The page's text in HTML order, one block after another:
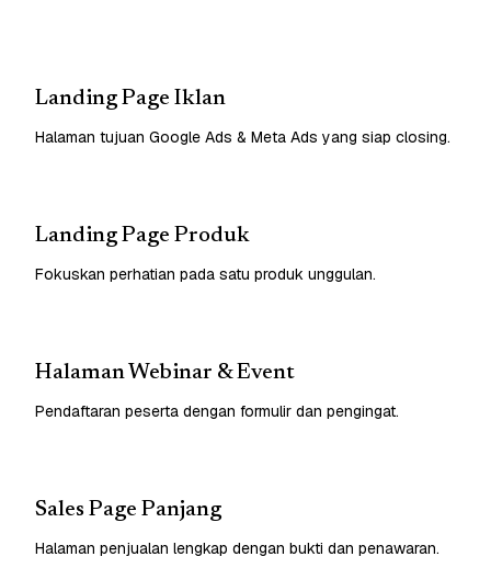
Landing Page Iklan
Halaman tujuan Google Ads & Meta Ads yang siap closing.
Landing Page Produk
Fokuskan perhatian pada satu produk unggulan.
Halaman Webinar & Event
Pendaftaran peserta dengan formulir dan pengingat.
Sales Page Panjang
Halaman penjualan lengkap dengan bukti dan penawaran.